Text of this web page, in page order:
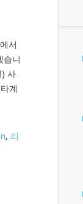
서
습니
사
계
, 리